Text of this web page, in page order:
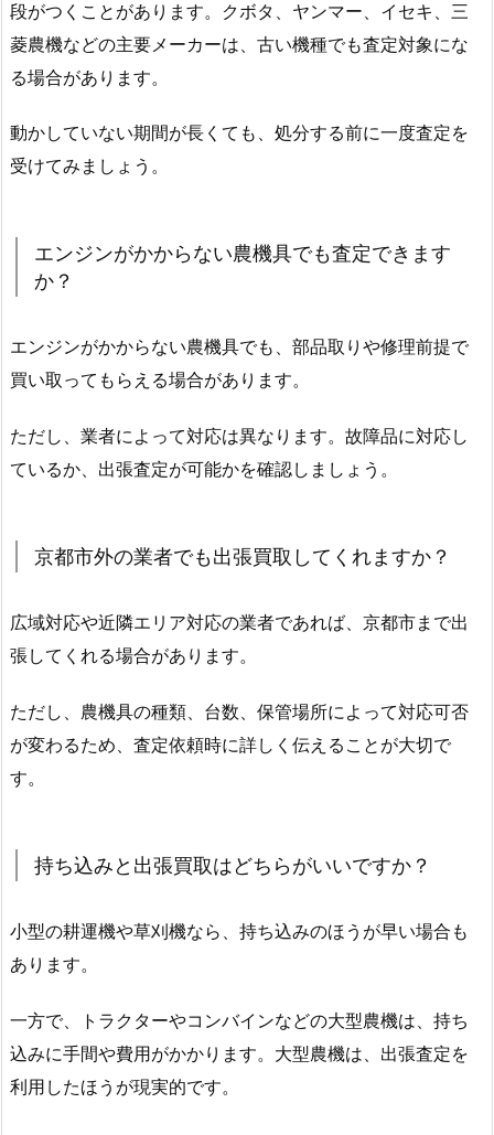
段がつくことがあります。クボタ、ヤンマー、イセキ、三
菱農機などの主要メーカーは、古い機種でも査定対象にな
る場合があります。
動かしていない期間が長くても、処分する前に一度査定を
受けてみましょう。
エンジンがかからない農機具でも査定できます
か？
エンジンがかからない農機具でも、部品取りや修理前提で
買い取ってもらえる場合があります。
ただし、業者によって対応は異なります。故障品に対応し
ているか、出張査定が可能かを確認しましょう。
京都市外の業者でも出張買取してくれますか？
広域対応や近隣エリア対応の業者であれば、京都市まで出
張してくれる場合があります。
ただし、農機具の種類、台数、保管場所によって対応可否
が変わるため、査定依頼時に詳しく伝えることが大切で
す。
持ち込みと出張買取はどちらがいいですか？
小型の耕運機や草刈機なら、持ち込みのほうが早い場合も
あります。
一方で、トラクターやコンバインなどの大型農機は、持ち
込みに手間や費用がかかります。大型農機は、出張査定を
利用したほうが現実的です。